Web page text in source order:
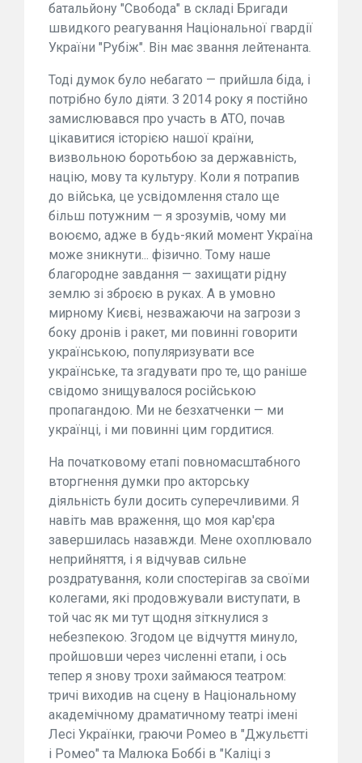
батальйону "Свобода" в складі Бригади
швидкого реагування Національної гвардії
України "Рубіж". Він має звання лейтенанта.
Тоді думок було небагато — прийшла біда, і
потрібно було діяти. З 2014 року я постійно
замислювався про участь в АТО, почав
цікавитися історією нашої країни,
визвольною боротьбою за державність,
націю, мову та культуру. Коли я потрапив
до війська, це усвідомлення стало ще
більш потужним — я зрозумів, чому ми
воюємо, адже в будь-який момент Україна
може зникнути... фізично. Тому наше
благородне завдання — захищати рідну
землю зі зброєю в руках. А в умовно
мирному Києві, незважаючи на загрози з
боку дронів і ракет, ми повинні говорити
українською, популяризувати все
українське, та згадувати про те, що раніше
свідомо знищувалося російською
пропагандою. Ми не безхатченки — ми
українці, і ми повинні цим гордитися.
На початковому етапі повномасштабного
вторгнення думки про акторську
діяльність були досить суперечливими. Я
навіть мав враження, що моя кар'єра
завершилась назавжди. Мене охоплювало
неприйняття, і я відчував сильне
роздратування, коли спостерігав за своїми
колегами, які продовжували виступати, в
той час як ми тут щодня зіткнулися з
небезпекою. Згодом це відчуття минуло,
пройшовши через численні етапи, і ось
тепер я знову трохи займаюся театром:
тричі виходив на сцену в Національному
академічному драматичному театрі імені
Лесі Українки, граючи Ромео в "Джульєтті
і Ромео" та Малюка Боббі в "Каліці з